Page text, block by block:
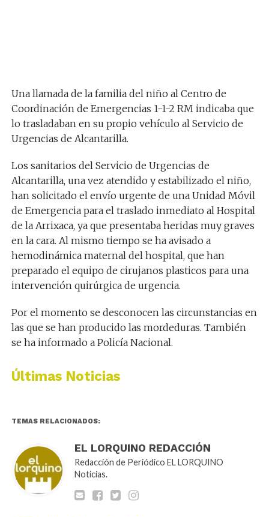
Una llamada de la familia del niño al Centro de
Coordinación de Emergencias 1-1-2 RM indicaba que
lo trasladaban en su propio vehículo al Servicio de
Urgencias de Alcantarilla.
Los sanitarios del Servicio de Urgencias de
Alcantarilla, una vez atendido y estabilizado el niño,
han solicitado el envío urgente de una Unidad Móvil
de Emergencia para el traslado inmediato al Hospital
de la Arrixaca, ya que presentaba heridas muy graves
en la cara. Al mismo tiempo se ha avisado a
hemodinámica maternal del hospital, que han
preparado el equipo de cirujanos plasticos para una
intervención quirúrgica de urgencia.
Por el momento se desconocen las circunstancias en
las que se han producido las mordeduras. También
se ha informado a Policía Nacional.
Últimas Noticias
TEMAS RELACIONADOS:
EL LORQUINO REDACCIÓN
Redacción de Periódico EL LORQUINO
Noticias.